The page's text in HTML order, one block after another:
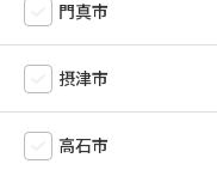
門真市
摂津市
高石市